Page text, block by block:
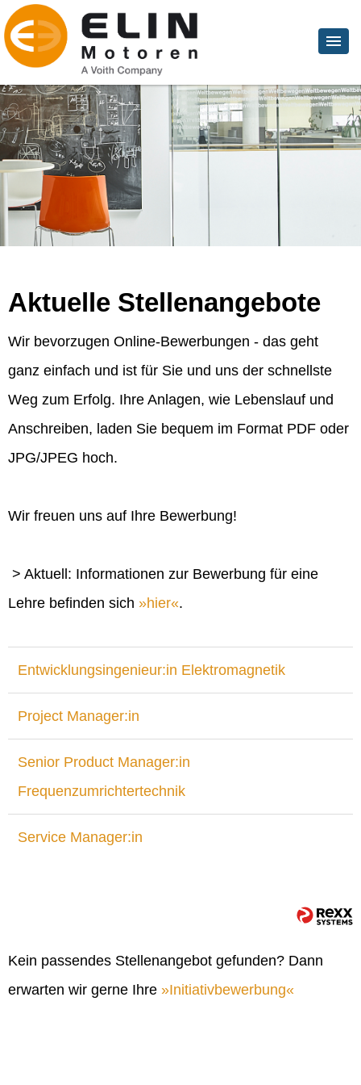
Aktuelle Stellenangebote
Wir bevorzugen Online-Bewerbungen - das geht
ganz einfach und ist für Sie und uns der schnellste
Weg zum Erfolg. Ihre Anlagen, wie Lebenslauf und
Anschreiben, laden Sie bequem im Format PDF oder
JPG/JPEG hoch.
Wir freuen uns auf Ihre Bewerbung!
> Aktuell: Informationen zur Bewerbung für eine
Lehre befinden sich
hier .
Entwicklungsingenieur:in Elektromagnetik
Project Manager:in
Senior Product Manager:in
Frequenzumrichtertechnik
Service Manager:in
Kein passendes Stellenangebot gefunden? Dann
erwarten wir gerne Ihre
Initiativbewerbung